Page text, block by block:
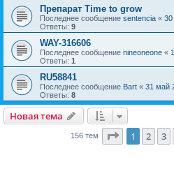
Препарат Time to grow
Последнее сообщение sentencia « 30
Ответы: 9
WAY-316606
Последнее сообщение nineoneone «
Ответы: 1
RU58841
Последнее сообщение Bart « 31 май
Ответы: 8
Новая тема
156 тем Страница
1 2 3